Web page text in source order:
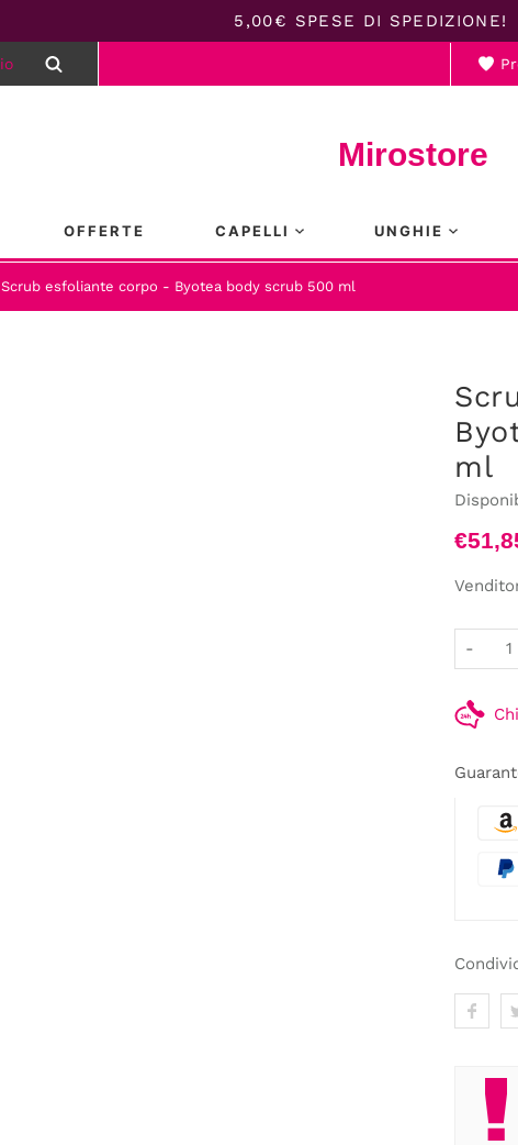
5,00€ SPESE DI SPEDIZIONE!
Mirostore
OFFERTE CAPELLI UNGHIE
Scrub esfoliante corpo - Byotea body scrub 500 ml
ml
-